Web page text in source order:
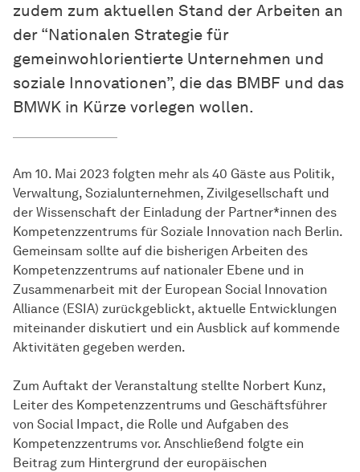
zudem zum aktuellen Stand der Arbeiten an
der “Nationalen Strategie für
gemeinwohlorientierte Unternehmen und
soziale Innovationen”, die das BMBF und das
BMWK in Kürze vorlegen wollen.
Am 10. Mai 2023 folgten mehr als 40 Gäste aus Politik,
Verwaltung, Sozialunternehmen, Zivilgesellschaft und
der Wissenschaft der Einladung der Partner*innen des
Kompetenzzentrums für Soziale Innovation nach Berlin.
Gemeinsam sollte auf die bisherigen Arbeiten des
Kompetenzzentrums auf nationaler Ebene und in
Zusammenarbeit mit der European Social Innovation
Alliance (ESIA) zurückgeblickt, aktuelle Entwicklungen
miteinander diskutiert und ein Ausblick auf kommende
Aktivitäten gegeben werden.
Zum Auftakt der Veranstaltung stellte Norbert Kunz,
Leiter des Kompetenzzentrums und Geschäftsführer
von Social Impact, die Rolle und Aufgaben des
Kompetenzzentrums vor. Anschließend folgte ein
Beitrag zum Hintergrund der europäischen